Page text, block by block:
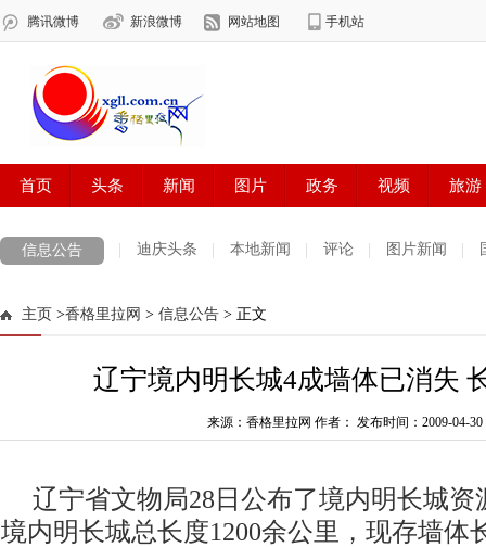
信息公告 迪庆头条 本地新闻 评论 图片新闻
主页 >香格里拉网 > 信息公告 > 正文
辽宁境内明长城4成墙体已消失
来源：香格里拉网 作者： 发布时间：2009-04-30
辽宁省文物局28日公布了境内明长城
境内明长城总长度1200余公里，现存墙体